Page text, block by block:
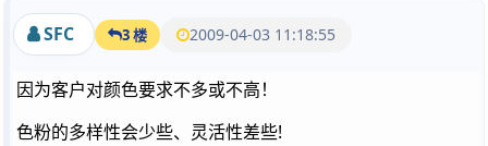
SFC 3 楼 2009-04-03 11:18:55
因为客户对颜色要求不多或不高！
色粉的多样性会少些、灵活性差些!